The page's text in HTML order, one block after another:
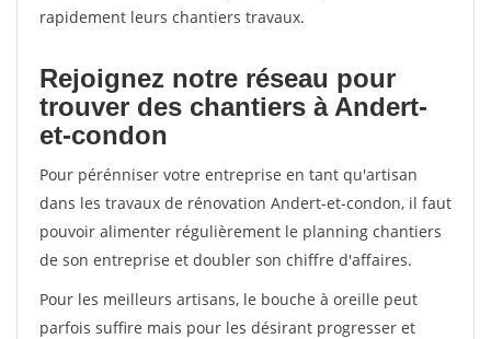
rapidement leurs chantiers travaux.
Rejoignez notre réseau pour
trouver des chantiers à Andert-
et-condon
Pour pérénniser votre entreprise en tant qu'artisan
dans les travaux de rénovation Andert-et-condon, il faut
pouvoir alimenter régulièrement le planning chantiers
de son entreprise et doubler son chiffre d'affaires.
Pour les meilleurs artisans, le bouche à oreille peut
parfois suffire mais pour les désirant progresser et